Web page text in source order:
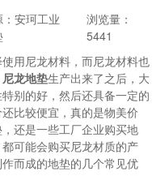
：安珂工业
浏览量：
5441
用尼龙材料，而尼龙材料也
尼龙地垫生产出来了之后，大
别的好，然后还具备一定的
比较便宜，真的是物美价
还是一些工厂企业购买地
可能会购买尼龙材质的产
而成的地垫的几个常见优